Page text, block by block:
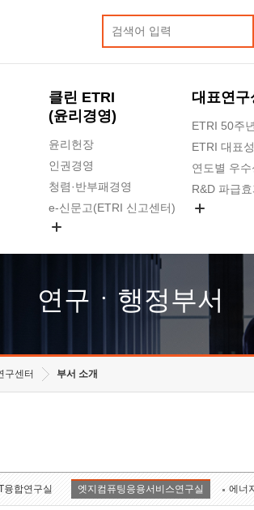
클린 ETRI
(윤리경영)
윤리헌장
인권경영
청렴·반부패경영
e-신문고(ETRI 신고센터)
고객의소리
수의계약 현황
대표연구
ETRI 50주
ETRI 대표
연도별 우수
R&D 파급
연구ㆍ행정부서
구센터 부서 소개
융합연구실 엣지컴퓨팅응용서비스연구실 에너